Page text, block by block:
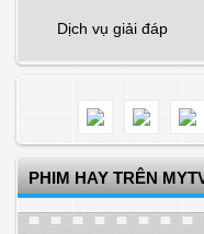
Dịch vụ giải đáp
PHIM HAY TRÊN